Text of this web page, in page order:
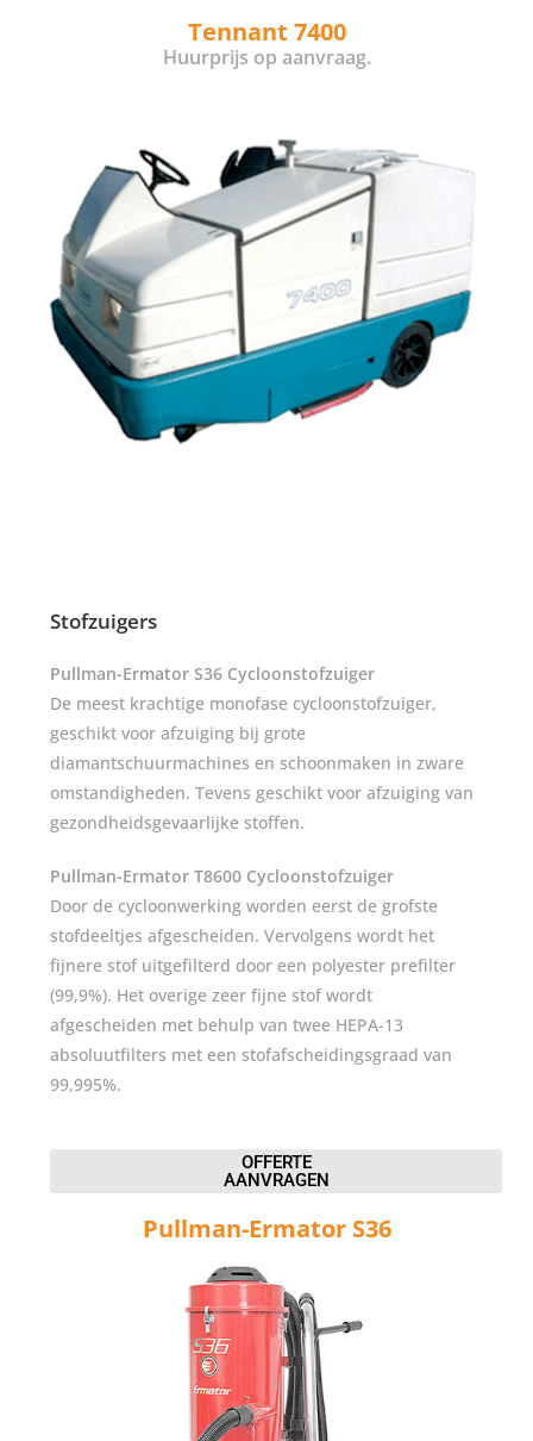
Tennant 7400
Huurprijs op aanvraag.
Stofzuigers
Pullman-Ermator S36 Cycloonstofzuiger
De meest krachtige monofase cycloonstofzuiger,
geschikt voor afzuiging bij grote
diamantschuurmachines en schoonmaken in zware
omstandigheden. Tevens geschikt voor afzuiging van
gezondheidsgevaarlijke stoffen.
Pullman-Ermator T8600 Cycloonstofzuiger
Door de cycloonwerking worden eerst de grofste
stofdeeltjes afgescheiden. Vervolgens wordt het
fijnere stof uitgefilterd door een polyester prefilter
(99,9%). Het overige zeer fijne stof wordt
afgescheiden met behulp van twee HEPA-13
absoluutfilters met een stofafscheidingsgraad van
99,995%.
OFFERTE
AANVRAGEN
Pullman-Ermator S36